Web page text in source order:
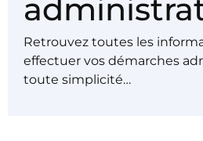
Retrouvez toutes les
effectuer vos démarches
toute simplicité…